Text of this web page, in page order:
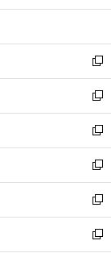
開
ウ
開
く
ン
ウ
で
開
く
ウ
ン
ド
ウ
で
開
く
新
し
い
ウ
ィ
ン
ド
ウ
で
開
く
新
し
い
ウ
ィ
ン
ド
ウ
で
開
新
し
い
ウ
ィ
ン
ド
ウ
新
し
い
ウ
ィ
ン
新
し
い
ウ
新
し